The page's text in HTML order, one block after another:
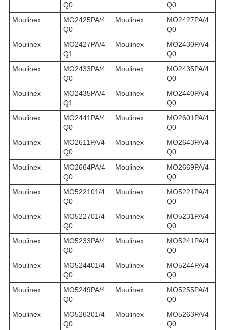
Q0
Q0
Moulinex
MO2425PA/4
Q0
Moulinex
MO2427PA/4
Q0
Moulinex
MO2427PA/4
Q1
Moulinex
MO2430PA/4
Q0
Moulinex
MO2433PA/4
Q0
Moulinex
MO2435PA/4
Q0
Moulinex
MO2435PA/4
Q1
Moulinex
MO2440PA/4
Q0
Moulinex
MO2441PA/4
Q0
Moulinex
MO2601PA/4
Q0
Moulinex
MO2611PA/4
Q0
Moulinex
MO2643PA/4
Q0
Moulinex
MO2664PA/4
Q0
Moulinex
MO2669PA/4
Q0
Moulinex
MO522101/4
Q0
Moulinex
MO5221PA/4
Q0
Moulinex
MO522701/4
Q0
Moulinex
MO5231PA/4
Q0
Moulinex
MO5233PA/4
Q0
Moulinex
MO5241PA/4
Q0
Moulinex
MO524401/4
Q0
Moulinex
MO5244PA/4
Q0
Moulinex
MO5249PA/4
Q0
Moulinex
MO5255PA/4
Q0
Moulinex
MO526301/4
Q0
Moulinex
MO5263PA/4
Q0